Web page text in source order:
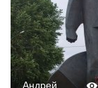
Андрей